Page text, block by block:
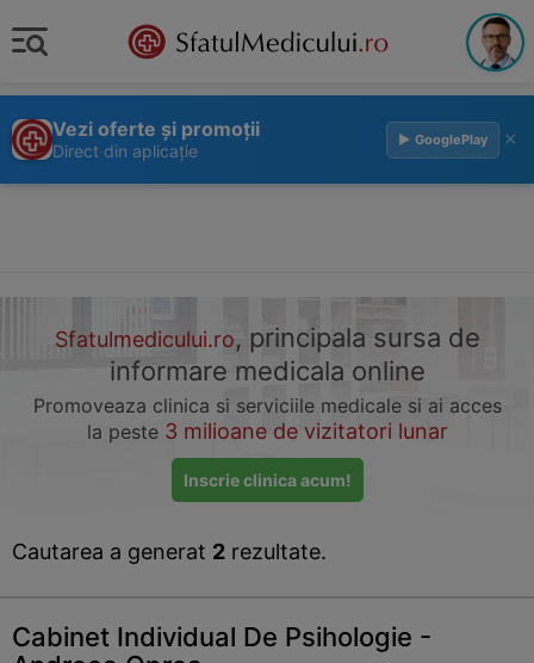
Vezi oferte și promoții
Direct din aplicație
▶ GooglePlay ×
Sfatulmedicului.ro, principala sursa de
informare medicala online
Promoveaza clinica si serviciile medicale si ai acces
la peste 3 milioane de vizitatori lunar
Inscrie clinica acum!
Cautarea a generat 2 rezultate.
Cabinet Individual De Psihologie -